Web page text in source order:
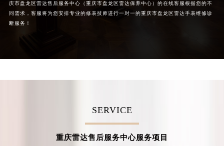
庆市盘龙区雷达售后服务中心（重庆市盘龙区雷达保养中心）的在线客服根据您的不
同需求，客服将为您安排专业的修表技师进行一对一的重庆市盘龙区雷达手表维修诊
断服务！
SERVICE
重庆雷达售后服务中心服务项目